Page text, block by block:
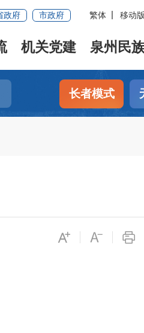
政府 市政府 繁体 移动版
机关党建 泉州民
长者模式